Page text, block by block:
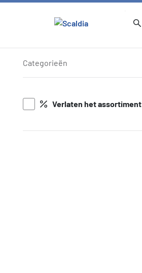
Artikelen
Categorieën
Verlaten het assortiment